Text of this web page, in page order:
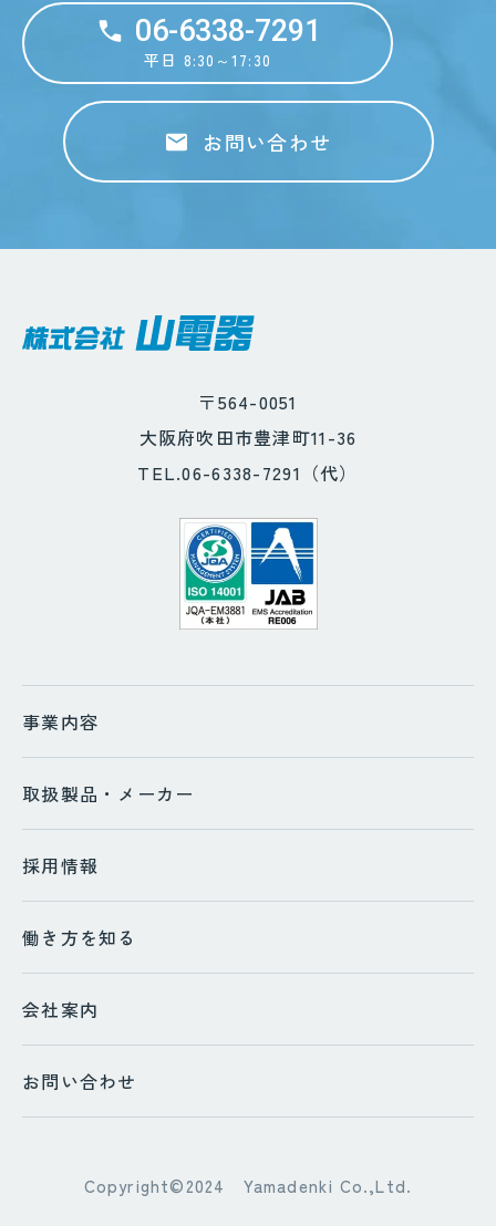
06-6338-7291
平日 8:30～17:30
お問い合わせ
事業内容
取扱製品・メーカー
採用情報
働き方を知る
会社案内
お問い合わせ
〒564-0051
大阪府吹田市豊津町11-36
TEL.06-6338-7291（代）
Copyright©2024 Yamadenki Co.,Ltd.